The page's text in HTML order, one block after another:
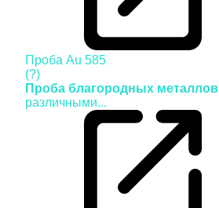
Проба Au 585
(?)
Проба благородных металлов
различными...